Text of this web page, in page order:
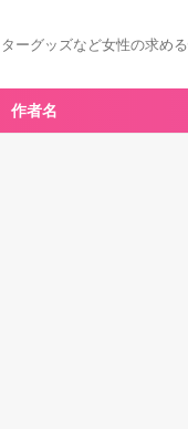
ーグッズなど女性の求め
作者名